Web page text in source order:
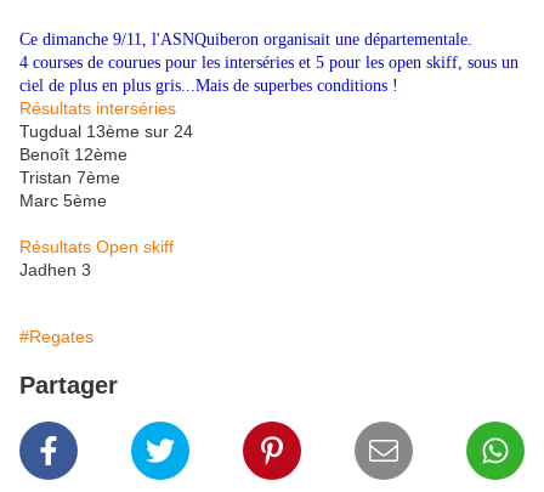
Ce dimanche 9/11, l'ASNQuiberon organisait une départementale.
4 courses de courues pour les interséries et 5 pour les open skiff, sous un
ciel de plus en plus gris...Mais de superbes conditions !
Résultats interséries
Tugdual 13ème sur 24
Benoît 12ème
Tristan 7ème
Marc 5ème
Résultats Open skiff
Jadhen 3
#Regates
Partager